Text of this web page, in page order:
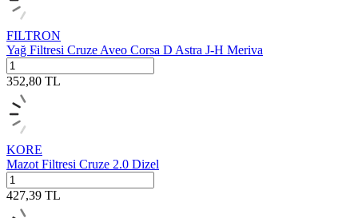
FILTRON
Yağ Filtresi Cruze Aveo Corsa D Astra J-H Meriva
352,80 TL
KORE
Mazot Filtresi Cruze 2.0 Dizel
427,39 TL